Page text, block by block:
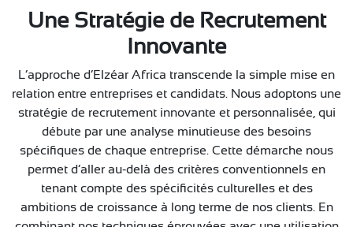
Une Stratégie de Recrutement
Innovante
L’approche d’Elzéar Africa transcende la simple mise en
relation entre entreprises et candidats. Nous adoptons une
stratégie de recrutement innovante et personnalisée, qui
débute par une analyse minutieuse des besoins
spécifiques de chaque entreprise. Cette démarche nous
permet d’aller au-delà des critères conventionnels en
tenant compte des spécificités culturelles et des
ambitions de croissance à long terme de nos clients. En